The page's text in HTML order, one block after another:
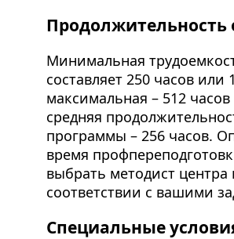
Продолжительность
Минимальная
составляет 250 часов или
максимальная – 512
средняя
программы – 256 часов.
время
выбрать методист центра
соответствии с вашими
Специальные